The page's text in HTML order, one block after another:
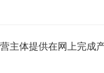
主体提供在网上完成